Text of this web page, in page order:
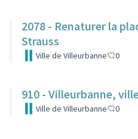
2078 - Renaturer la
Strauss
Ville de Villeurbanne 0
910 - Villeurbanne,
Ville de Villeurbanne 0